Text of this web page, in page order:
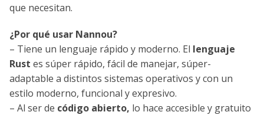
que necesitan.
¿Por qué usar Nannou?
– Tiene un lenguaje rápido y moderno. El lenguaje
Rust es súper rápido, fácil de manejar, súper-
adaptable a distintos sistemas operativos y con un
estilo moderno, funcional y expresivo.
– Al ser de código abierto, lo hace accesible y gratuito